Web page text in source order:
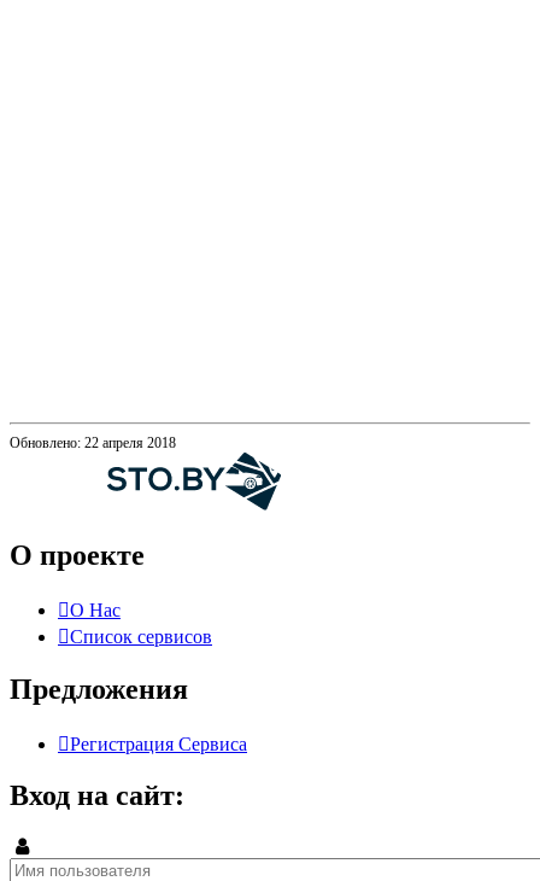
Обновлено: 22 апреля 2018
О проекте
О Нас
Список сервисов
Предложения
Регистрация Сервиса
Вход на сайт: